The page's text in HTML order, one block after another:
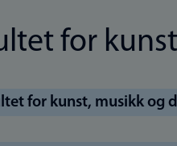
for
for kunst, musikk og